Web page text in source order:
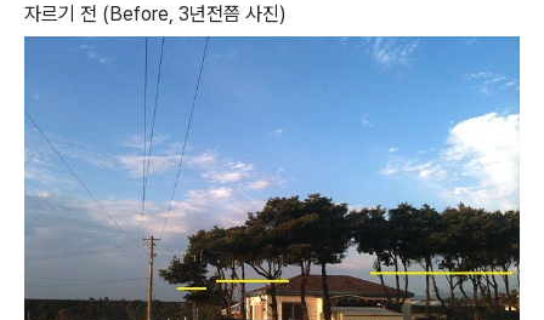
자르기 전 (Before, 3년전쯤 사진)